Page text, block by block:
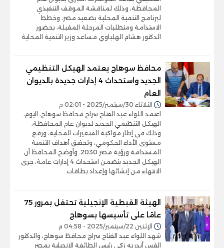
المحافظة، وذلك لمناقشة الموقف التنفيذي
لبرنامج التنمية المحلية بصعيد مصر، وخطط
الاستدامة ومتطلبات المرحلة المقبلة، بحضور
الدكتور هشام الهلباوي مساعد وزير التنمية المحلية
محافظ سوهاج يعتمد الهيكل التنظيمي
الجديد واستحداث 4 إدارات جديدة بالديوان
العام
الثلاثاء 30/سبتمبر/2025 - 02:01 م
اعتمد اللواء عبد الفتاح سراج محافظ سوهاج، اليوم،
الهيكل التنظيمي الجديد لديوان عام المحافظة،
وذلك في إطار مواكبة المتغيرات المحلية، ورفع
مستوى الأداء الحكومي، وتحقيق أهداف التنمية
المستدامة ورؤية مصر 2030. وأوضح المحافظ أن
الهيكل الجديد يتضمن استحداث 4 إدارات عامة، جرى
الانتهاء من إنشائها وإعداد بطاقات
الهيئة القبطية الإنجيلية تحتفل بمرور 75
عامًا على تأسيسها بسوهاج
الإثنين 22/سبتمبر/2025 - 04:58 م
شهد اللواء عبد الفتاح سراج محافظ سوهاج، والدكتور
القس أندريه زكي رئيس الطائفة الإنجيلية بمصر